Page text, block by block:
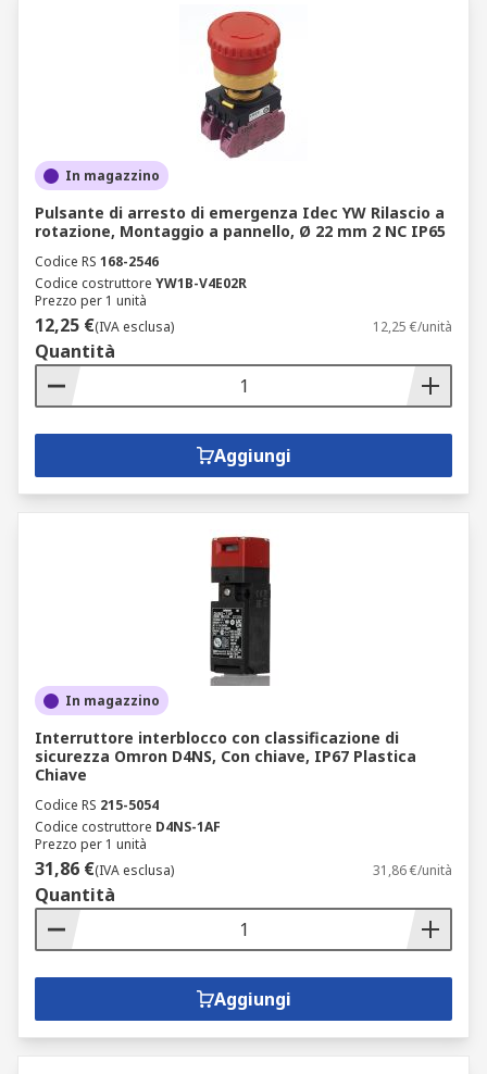
In magazzino
Pulsante di arresto di emergenza Idec YW Rilascio a
rotazione, Montaggio a pannello, Ø 22 mm 2 NC IP65
Codice RS 168-2546
Codice costruttore YW1B-V4E02R
Prezzo per 1 unità
12,25 €(IVA esclusa) 12,25 €/unità
Quantità
Aggiungi
In magazzino
Interruttore interblocco con classificazione di
sicurezza Omron D4NS, Con chiave, IP67 Plastica
Chiave
Codice RS 215-5054
Codice costruttore D4NS-1AF
Prezzo per 1 unità
31,86 €(IVA esclusa) 31,86 €/unità
Quantità
Aggiungi